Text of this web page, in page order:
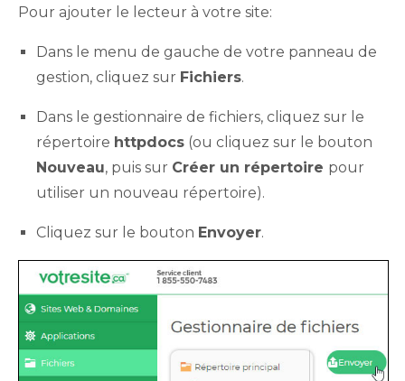
Pour ajouter le lecteur à votre site:
Dans le menu de gauche de votre panneau de
gestion, cliquez sur Fichiers.
Dans le gestionnaire de fichiers, cliquez sur le
répertoire httpdocs (ou cliquez sur le bouton
Nouveau, puis sur Créer un répertoire pour
utiliser un nouveau répertoire).
Cliquez sur le bouton Envoyer.